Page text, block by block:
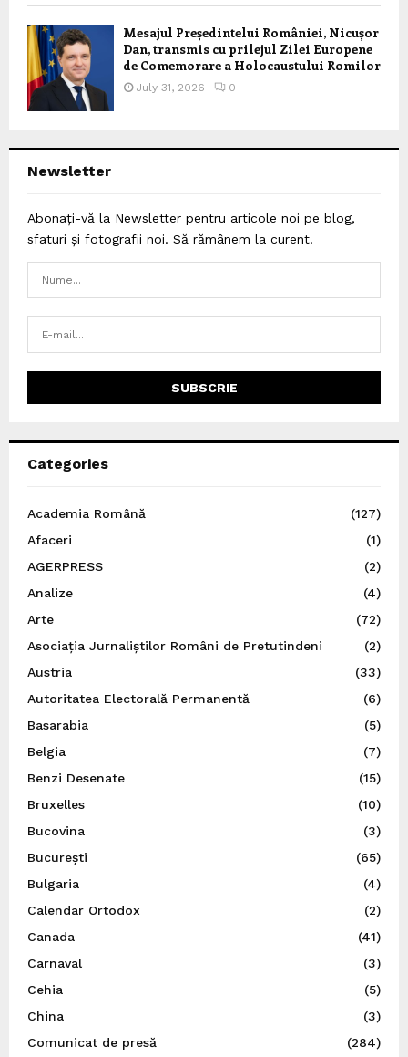
Mesajul Președintelui României, Nicușor
Dan, transmis cu prilejul Zilei Europene
de Comemorare a Holocaustului Romilor
July 31, 2026 0
Newsletter
Abonați-vă la Newsletter pentru articole noi pe blog,
sfaturi și fotografii noi. Să rămânem la curent!
Categories
Academia Română
(127)
Afaceri
(1)
AGERPRESS
(2)
Analize
(4)
Arte
(72)
Asociația Jurnaliștilor Români de Pretutindeni
(2)
Austria
(33)
Autoritatea Electorală Permanentă
(6)
Basarabia
(5)
Belgia
(7)
Benzi Desenate
(15)
Bruxelles
(10)
Bucovina
(3)
București
(65)
Bulgaria
(4)
Calendar Ortodox
(2)
Canada
(41)
Carnaval
(3)
Cehia
(5)
China
(3)
Comunicat de presă
(284)